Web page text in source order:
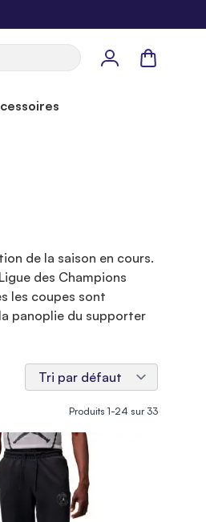
Panier
de la saison en cours.
des Champions
les coupes sont
panoplie du supporter
Produits 1-24 sur 33